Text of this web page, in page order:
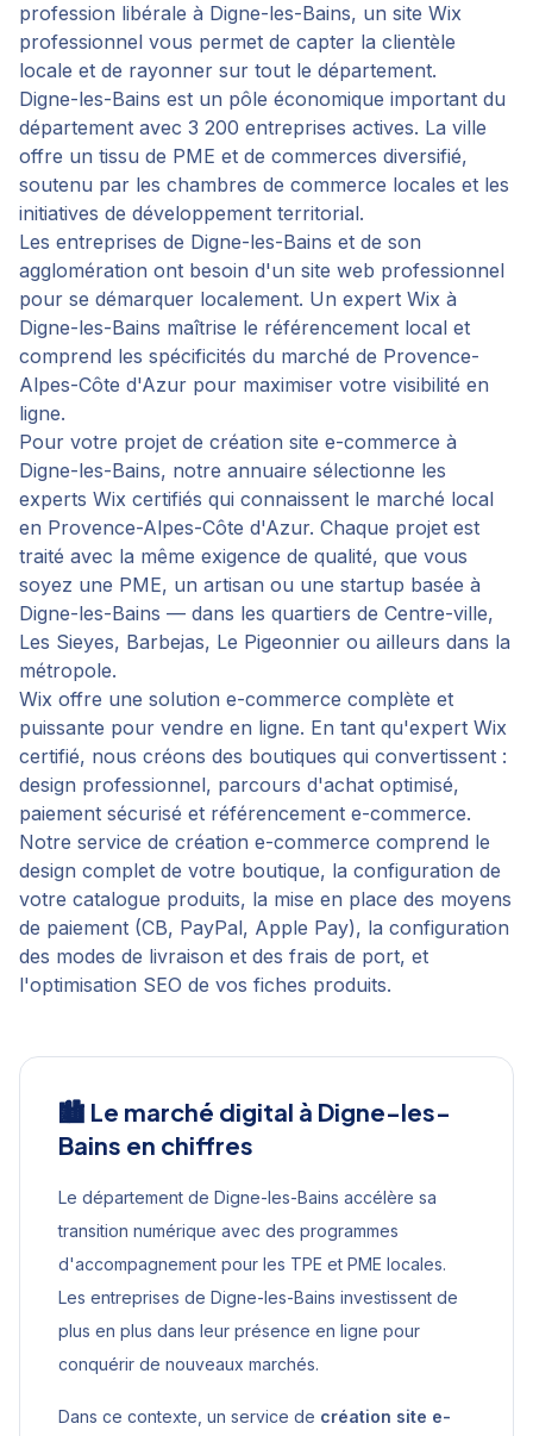
profession libérale à Digne-les-Bains, un site Wix
professionnel vous permet de capter la clientèle
locale et de rayonner sur tout le département.
Digne-les-Bains est un pôle économique important du
département avec 3 200 entreprises actives. La ville
offre un tissu de PME et de commerces diversifié,
soutenu par les chambres de commerce locales et les
initiatives de développement territorial.
Les entreprises de Digne-les-Bains et de son
agglomération ont besoin d'un site web professionnel
pour se démarquer localement. Un expert Wix à
Digne-les-Bains maîtrise le référencement local et
comprend les spécificités du marché de Provence-
Alpes-Côte d'Azur pour maximiser votre visibilité en
ligne.
Pour votre projet de création site e-commerce à
Digne-les-Bains, notre annuaire sélectionne les
experts Wix certifiés qui connaissent le marché local
en Provence-Alpes-Côte d'Azur. Chaque projet est
traité avec la même exigence de qualité, que vous
soyez une PME, un artisan ou une startup basée à
Digne-les-Bains — dans les quartiers de Centre-ville,
Les Sieyes, Barbejas, Le Pigeonnier ou ailleurs dans la
métropole.
Wix offre une solution e-commerce complète et
puissante pour vendre en ligne. En tant qu'expert Wix
certifié, nous créons des boutiques qui convertissent :
design professionnel, parcours d'achat optimisé,
paiement sécurisé et référencement e-commerce.
Notre service de création e-commerce comprend le
design complet de votre boutique, la configuration de
votre catalogue produits, la mise en place des moyens
de paiement (CB, PayPal, Apple Pay), la configuration
des modes de livraison et des frais de port, et
l'optimisation SEO de vos fiches produits.
🏙️ Le marché digital à Digne-les-
Bains en chiffres
Le département de Digne-les-Bains accélère sa
transition numérique avec des programmes
d'accompagnement pour les TPE et PME locales.
Les entreprises de Digne-les-Bains investissent de
plus en plus dans leur présence en ligne pour
conquérir de nouveaux marchés.
Dans ce contexte, un service de création site e-